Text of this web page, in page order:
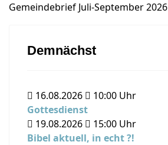
Gemeindebrief Juli-September 2026
Demnächst
16.08.2026 10:00 Uhr
Gottesdienst
19.08.2026
15:00 Uhr
Bibel aktuell, in echt ?!